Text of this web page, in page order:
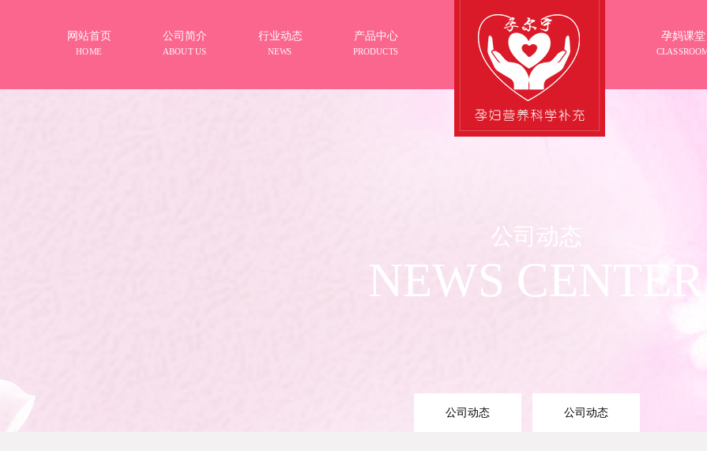
网站首页
HOME
公司简介
ABOUT US
行业动态
NEWS
产品中心
PRODUCTS
孕妈课堂
公司动态
NEWS CENTER
公司动态 公司动态